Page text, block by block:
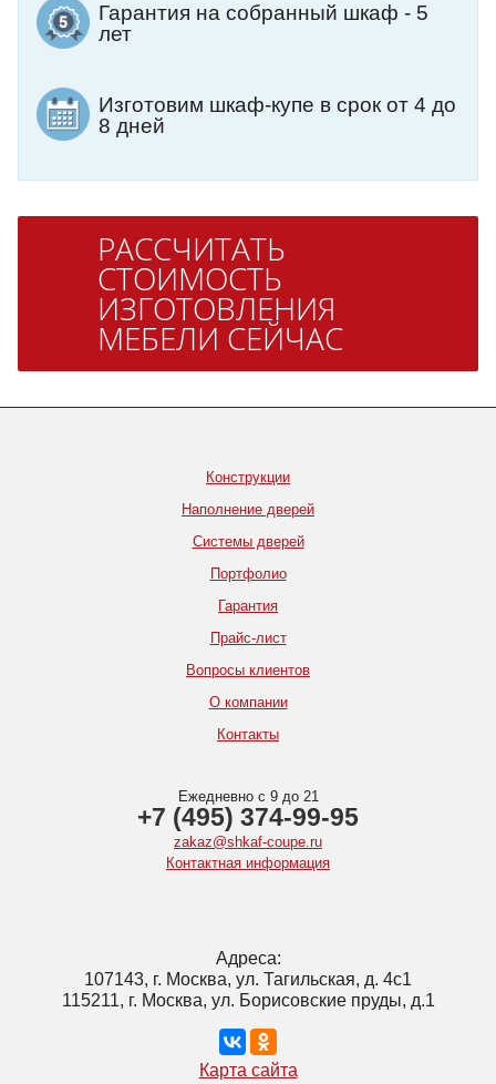
Гарантия на собранный шкаф - 5
лет
Изготовим шкаф-купе в срок от 4 до
8 дней
РАССЧИТАТЬ
СТОИМОСТЬ
ИЗГОТОВЛЕНИЯ
МЕБЕЛИ СЕЙЧАС
Конструкции
Наполнение дверей
Системы дверей
Портфолио
Гарантия
Прайс-лист
Вопросы клиентов
О компании
Контакты
Ежедневно с 9 до 21
+7 (495) 374-99-95
zakaz@shkaf-coupe.ru
Контактная информация
Адреса:
107143, г. Москва, ул. Тагильская, д. 4с1
115211, г. Москва, ул. Борисовские пруды, д.1
Карта сайта